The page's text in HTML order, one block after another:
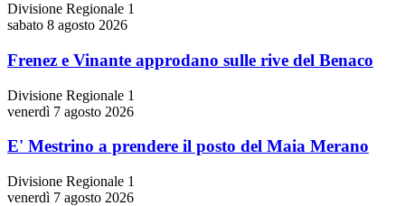
Divisione Regionale 1
sabato 8 agosto 2026
Frenez e Vinante approdano sulle rive del Benaco
Divisione Regionale 1
venerdì 7 agosto 2026
E' Mestrino a prendere il posto del Maia Merano
Divisione Regionale 1
venerdì 7 agosto 2026